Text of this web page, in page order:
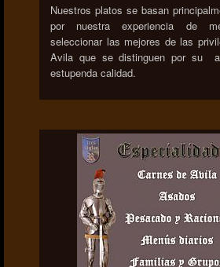
Nuestros platos se basan
por nuestra experiencia de
seleccionar las mejores de las
Avila que se distinguen por su
estupenda calidad.